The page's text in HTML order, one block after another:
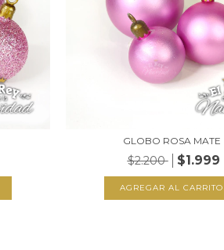
GLOBO ROSA MATE
$2.200 $1.999
AGREGAR AL CARRITO